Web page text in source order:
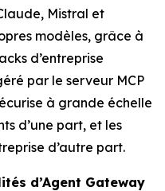
Mistral et
modèles, grâce à
d’entreprise
par le serveur MCP
à grande échelle
d’une part, et les
d’autre part.
d’Agent Gateway